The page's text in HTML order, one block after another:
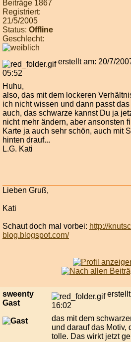
Beiträge 1867
Registriert:
21/5/2005
Status: Offline
Geschlecht:
erstellt am: 20/7/
05:52
Huhu,
also, das mit dem lockeren
ich nicht wissen und dann passt das
auch, das schwarze kannst Du ja
nicht mehr ändern, aber ansonsten
Karte ja auch sehr schön, auch mit
hinten drauf...
L.G. Kati
Lieben Gruß,
Kati
Schaut doch mal vorbei: http://
blog.blogspot.com/
sweenty
Gast
erstellt
16:02
das mit dem
und darauf das Motiv,
tolle. Das wirkt jetzt